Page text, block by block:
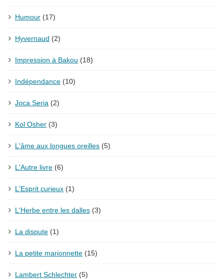
Humour (17)
Hyvernaud (2)
Impression à Bakou (18)
Indépendance (10)
Joca Seria (2)
Kol Osher (3)
L'âme aux longues oreilles (5)
L'Autre livre (6)
L'Esprit curieux (1)
L'Herbe entre les dalles (3)
La dispute (1)
La petite marionnette (15)
Lambert Schlechter (5)